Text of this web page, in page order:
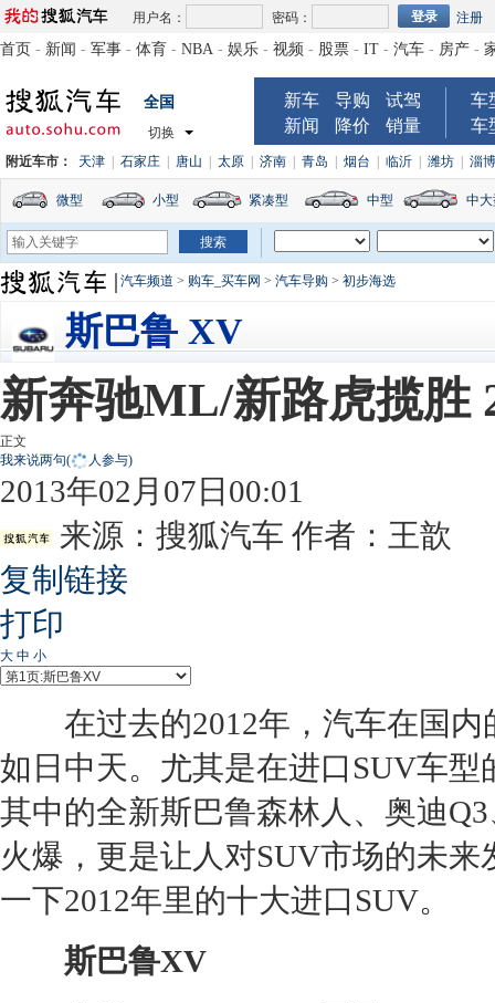
用户名： 密码： 注册
首页 - 新闻 - 军事 - 体育 - NBA - 娱乐 - 视频 - 股票 - IT - 汽车 - 房产 -
全国
切换
新车 导购
试驾
新闻
降价 销量
车
车
附近车市： 天津 石家庄 唐山 太原 济南 青岛 烟台 临沂 潍坊 淄博
微型 小型 紧凑型 中型 中
汽车频道 > 购车_买车网 > 汽车导购 > 初步海选
斯巴鲁 XV
新奔驰ML/新路虎揽胜
正文
我来说两句( 人参与)
2013年02月07日00:01
来源： 搜狐汽车 作者：王歆
复制链接
打印
大 中 小
在过去的2012年，汽车在国内
如日中天。尤其是在进口SUV车
其中的全新斯巴鲁森林人、奥迪
火爆，更是让人对SUV市场的未
一下2012年里的十大进口SUV。
斯巴鲁XV